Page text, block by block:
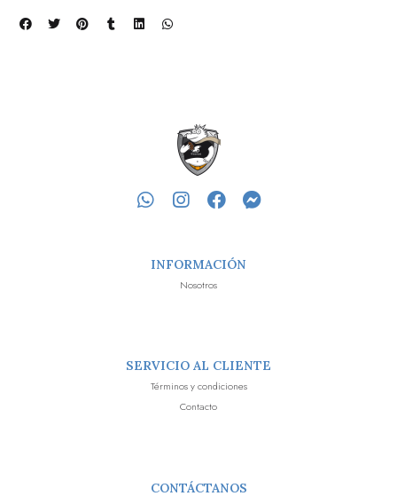
INFORMACIÓN
Nosotros
SERVICIO AL CLIENTE
Términos y condiciones
Contacto
CONTÁCTANOS